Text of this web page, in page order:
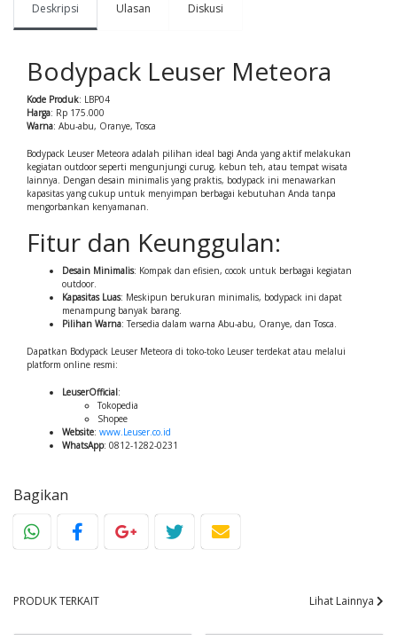
Deskripsi Ulasan Diskusi
Bodypack Leuser Meteora
Kode Produk: LBP04
Harga: Rp 175.000
Warna: Abu-abu, Oranye, Tosca
Bodypack Leuser Meteora adalah pilihan ideal bagi Anda yang aktif melakukan
kegiatan outdoor seperti mengunjungi curug, kebun teh, atau tempat wisata
lainnya. Dengan desain minimalis yang praktis, bodypack ini menawarkan
kapasitas yang cukup untuk menyimpan berbagai kebutuhan Anda tanpa
mengorbankan kenyamanan.
Fitur dan Keunggulan:
Desain Minimalis: Kompak dan efisien, cocok untuk berbagai kegiatan
outdoor.
Kapasitas Luas: Meskipun berukuran minimalis, bodypack ini dapat
menampung banyak barang.
Pilihan Warna: Tersedia dalam warna Abu-abu, Oranye, dan Tosca.
Dapatkan Bodypack Leuser Meteora di toko-toko Leuser terdekat atau melalui
platform online resmi:
LeuserOfficial:
Tokopedia
Shopee
Website: www.Leuser.co.id
WhatsApp: 0812-1282-0231
Bagikan
PRODUK TERKAIT Lihat Lainnya